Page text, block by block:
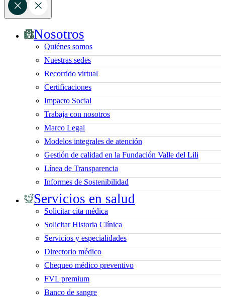
Nosotros
Quiénes somos
Nuestras sedes
Recorrido virtual
Certificaciones
Impacto Social
Trabaja con nosotros
Marco Legal
Modelos integrales de atención
Gestión de calidad en la Fundación Valle del Lili
Línea de Transparencia
Informes de Sostenibilidad
Servicios en salud
Solicitar cita médica
Solicitar Historia Clínica
Servicios y especialidades
Directorio médico
Chequeo médico preventivo
FVL premium
Banco de sangre